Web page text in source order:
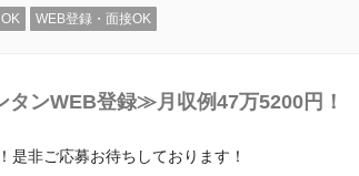
WEB登録・面接OK
ンWEB登録≫月収例47万5200円！
是非ご応募お待ちしております！